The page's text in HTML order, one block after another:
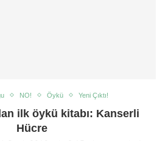
NO! Öykü Yeni Çıktı!
ilk öykü kitabı: Kanserli
Hücre